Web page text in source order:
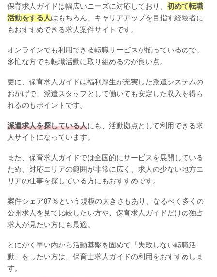
保育求人ガイドは幅広いニーズに対応しており、 初めて転職
活動をする人はもちろん、キャリアアップを目指す経験者に
もおすすめできる求人案件サイトです。
オンラインでも利用できる転職サービスが揃っているので、
多忙な方でも転職活動に取り組めるのが良い点。
更に、保育求人ガイドは福利厚生が充実した派遣システムの
おかげで、派遣スタッフとして働いても安定した収入を得ら
れるのもポイントです。
派遣求人を探している人にも、活動拠点として利用できる求
人サイトになっています。
また、保育求人ガイドでは全国的にサービスを展開している
ため、対応エリアの範囲が非常に広く、求人の少ない地方エ
リアの仕事を探している方にもおすすめです。
案件シェア87％という規模の大きさもあり、なるべく多くの
公開求人を見て比較したい方や、保育求人ガイドだけの独占
求人が見たい方にも最適。
とにかく早い内から活動基盤を固めて「失敗しない転職活
動」をしたい方は、保育士求人ガイドの利用をおすすめしま
す。